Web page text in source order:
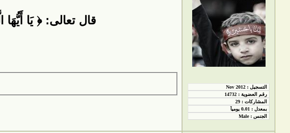
قال تعالى: ﴿ يَا أَيُّهَا